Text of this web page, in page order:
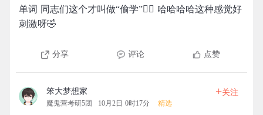
单词 同志们这个才叫做“偷学”👆🏻 哈哈哈哈这种感觉好
刺激呀🤣
分享 评论 点赞
笨大梦想家
魔鬼营考研5团 10月2日 0时17分 精选
+关注